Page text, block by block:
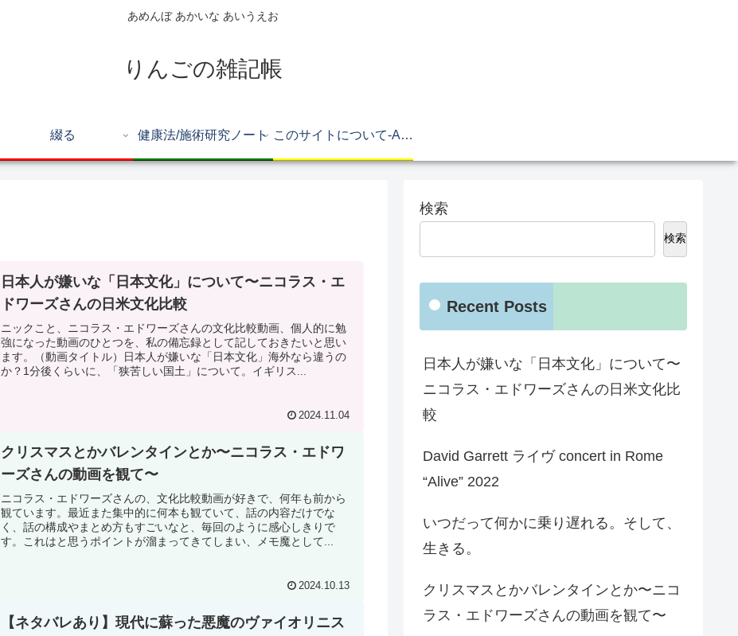
あめんぼ あかいな あいうえお
りんごの雑記帳
綴る 健康法/施術研究ノート このサイトについて-About Me
日本人が嫌いな「日本文化」について〜ニコラス・エ
ドワーズさんの日米文化比較
ニックこと、ニコラス・エドワーズさんの文化比較動画、個人的に勉
強になった動画のひとつを、私の備忘録として記しておきたいと思い
ます。（動画タイトル）日本人が嫌いな「日本文化」海外なら違うの
か？1分後くらいに、「狭苦しい国土」について。イギリス...
2024.11.04
クリスマスとかバレンタインとか〜ニコラス・エドワ
ーズさんの動画を観て〜
ニコラス・エドワーズさんの、文化比較動画が好きで、何年も前から
観ています。最近また集中的に何本も観ていて、話の内容だけでな
く、話の構成やまとめ方もすごいなと、毎回のように感心しきりで
す。これはと思うポイントが溜まってきてしまい、メモ魔として...
2024.10.13
【ネタバレあり】現代に蘇った悪魔のヴァイオリニス
検索
検索
Recent Posts
日本人が嫌いな「日本文化」について〜
ニコラス・エドワーズさんの日米文化比
較
David Garrett ライヴ concert in Rome
“Alive” 2022
いつだって何かに乗り遅れる。そして、
生きる。
クリスマスとかバレンタインとか〜ニコ
ラス・エドワーズさんの動画を観て〜